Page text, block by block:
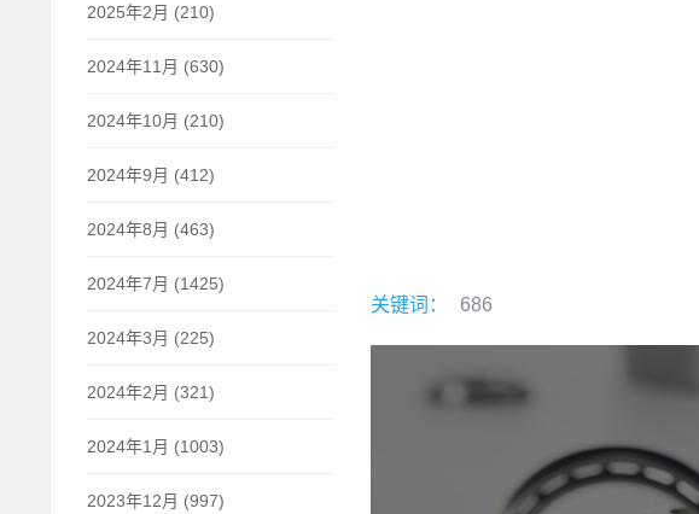
2025年2月 (210)
2024年11月 (630)
2024年10月 (210)
2024年9月 (412)
2024年8月 (463)
2024年7月 (1425)
2024年3月 (225)
2024年2月 (321)
2024年1月 (1003)
2023年12月 (997)
关键词： 686